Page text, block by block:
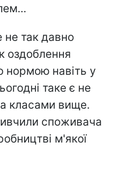
так давно
оздоблення
нормою навіть у
таке є не
класами вище.
споживача
м'якої